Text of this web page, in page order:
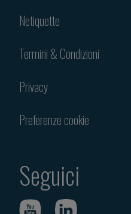
Netiquette
Termini & Condizioni
Privacy
Preferenze cookie
Seguici